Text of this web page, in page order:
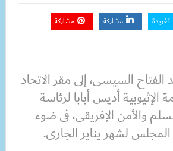
تغريدة مشاركة مشاركة
السيسى، إلى مقر الاتحاد
الإثيوبية أديس أبابا لرئاسة
والأمن الإفريقى، فى ضوء
لشهر يناير الجارى.